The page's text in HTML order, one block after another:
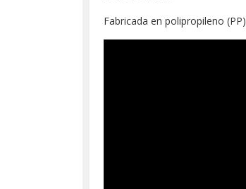
Fabricada en polipropileno (PP)